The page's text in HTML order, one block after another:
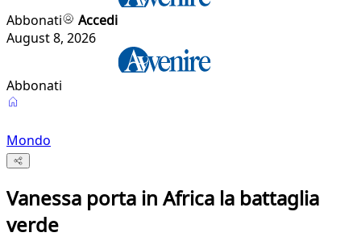
Abbonati
Accedi
August 8, 2026
Abbonati
Mondo
Vanessa porta in Africa la battaglia
verde